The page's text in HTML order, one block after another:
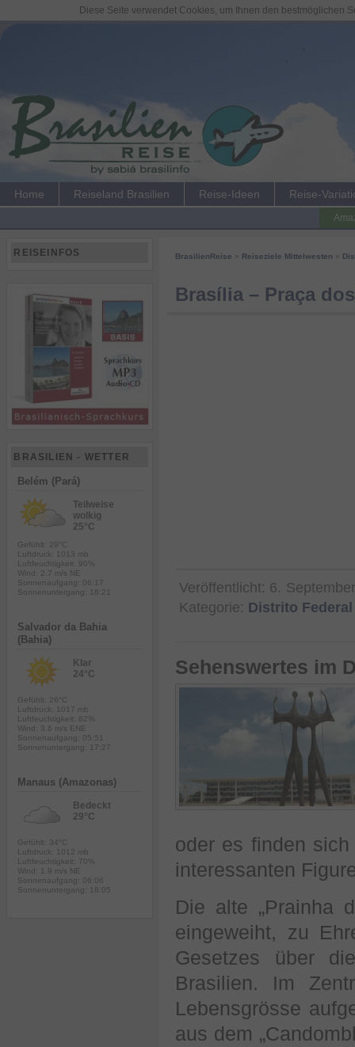
Home Reiseland Brasilien Reise-Ideen Reise-
BrasilienReise Reiseziele Mittelwesten
Brasília – Praça
Veröffentlicht: 6.
Kategorie: Distrito Federal
Sehenswertes im
oder es finden
interessanten
Die alte „Prainha
eingeweiht, zu
Gesetzes über
Brasilien. Im
Lebensgrösse
aus dem
REISEINFOS
BRASILIEN - WETTER
Belém (Pará)
Teilweise
wolkig
25°C
Gefühlt: 29°C
Luftdruck: 1013 mb
Luftfeuchtigkeit: 90%
Wind: 2.7 m/s NE
Sonnenaufgang: 06:17
Sonnenuntergang: 18:21
Salvador da Bahia
(Bahia)
Klar
24°C
Gefühlt: 26°C
Luftdruck: 1017 mb
Luftfeuchtigkeit: 82%
Wind: 3.6 m/s ENE
Sonnenaufgang: 05:51
Sonnenuntergang: 17:27
Manaus (Amazonas)
Bedeckt
29°C
Gefühlt: 34°C
Luftdruck: 1012 mb
Luftfeuchtigkeit: 70%
Wind: 1.9 m/s NE
Sonnenaufgang: 06:06
Sonnenuntergang: 18:05
Diese Seite verwendet Cookies, um Ihnen den bestmöglichen